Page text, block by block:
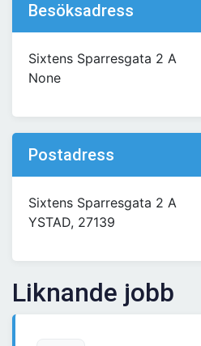
Besöksadress
Sixtens Sparresgata 2 A
None
Postadress
Sixtens Sparresgata 2 A
YSTAD, 27139
Liknande jobb